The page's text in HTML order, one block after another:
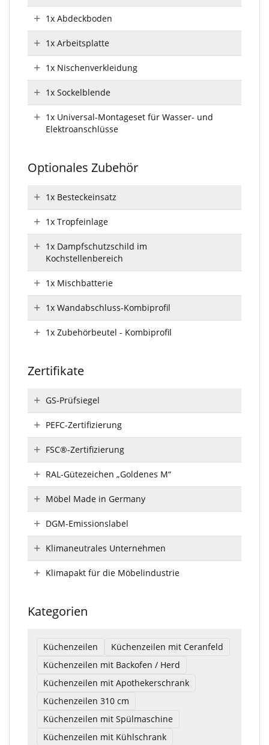
1x Abdeckboden
1x Arbeitsplatte
1x Nischenverkleidung
1x Sockelblende
1x Universal-Montageset für Wasser- und
Elektroanschlüsse
Optionales Zubehör
1x Besteckeinsatz
1x Tropfeinlage
1x Dampfschutzschild im
Kochstellenbereich
1x Mischbatterie
1x Wandabschluss-Kombiprofil
1x Zubehörbeutel - Kombiprofil
Zertifikate
GS-Prüfsiegel
PEFC-Zertifizierung
FSC®-Zertifizierung
RAL-Gütezeichen „Goldenes M“
Möbel Made in Germany
DGM-Emissionslabel
Klimaneutrales Unternehmen
Klimapakt für die Möbelindustrie
Kategorien
Küchenzeilen
Küchenzeilen mit Ceranfeld
Küchenzeilen mit Backofen / Herd
Küchenzeilen mit Apothekerschrank
Küchenzeilen 310 cm
Küchenzeilen mit Spülmaschine
Küchenzeilen mit Kühlschrank